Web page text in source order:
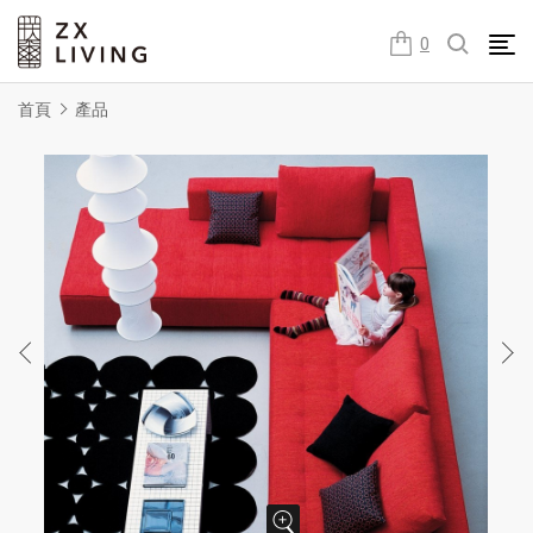
0
朕璽國際ZX LIVING官方網站
首頁 產品